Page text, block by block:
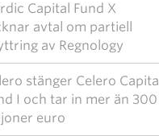
Capital Fund X
avtal om partiell
av Regnology
stänger Celero Capital
I och tar in mer än 300
euro